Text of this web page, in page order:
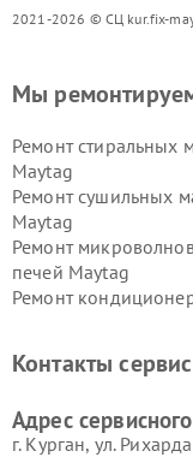
2021-2026 © СЦ kur.fix-
Мы
Ремонт стиральных
Maytag
Ремонт сушильных
Maytag
Ремонт
печей Maytag
Ремонт
Контакты
Адрес
г. Курган, ул.